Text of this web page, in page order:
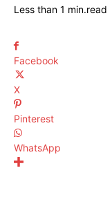
Less than 1 min.read
Facebook
X
Pinterest
WhatsApp